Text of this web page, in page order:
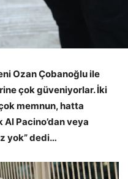
Ozan Çobanoğlu ile
çok güveniyorlar. İki
memnun, hatta
Pacino’dan veya
yok” dedi…